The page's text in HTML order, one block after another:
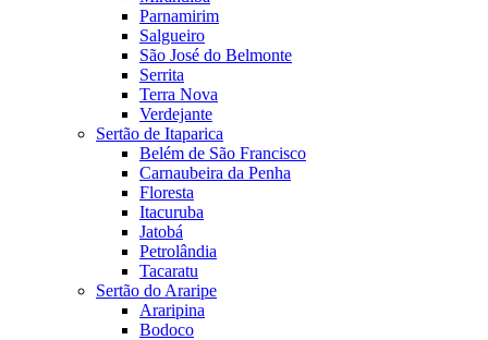
Parnamirim
Salgueiro
São José do Belmonte
Serrita
Terra Nova
Verdejante
Sertão de Itaparica
Belém de São Francisco
Carnaubeira da Penha
Floresta
Itacuruba
Jatobá
Petrolândia
Tacaratu
Sertão do Araripe
Araripina
Bodoco